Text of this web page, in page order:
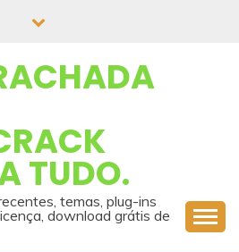
TUDO.
temas, plug-ins
download grátis de